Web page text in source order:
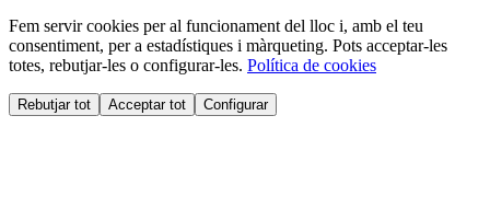
Fem servir cookies per al funcionament del lloc i, amb el teu
consentiment, per a estadístiques i màrqueting. Pots acceptar-les
totes, rebutjar-les o configurar-les. Política de cookies
Rebutjar tot Acceptar tot Configurar